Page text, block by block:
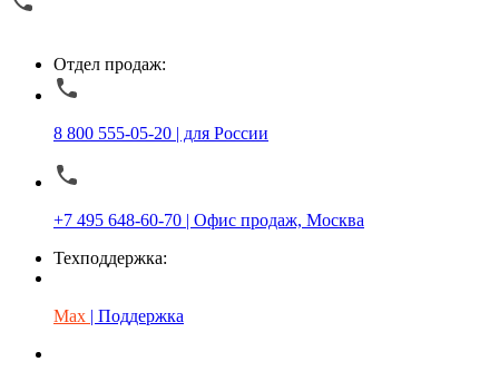
Отдел продаж:
8 800 555-05-20 | для России
+7 495 648-60-70 | Офис продаж, Москва
Техподдержка:
Max | Поддержка